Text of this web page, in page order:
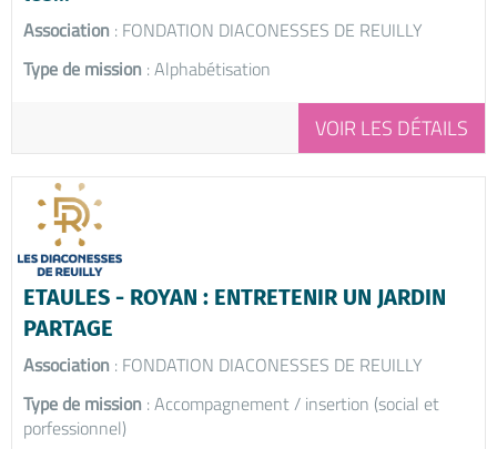
Association : FONDATION DIACONESSES DE REUILLY
Type de mission : Alphabétisation
VOIR LES DÉTAILS
ETAULES - ROYAN : ENTRETENIR UN JARDIN
PARTAGE
Association : FONDATION DIACONESSES DE REUILLY
Type de mission : Accompagnement / insertion (social et
porfessionnel)